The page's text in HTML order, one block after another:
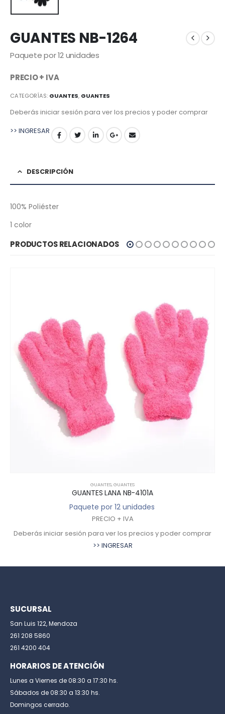
GUANTES NB-1264
Paquete por 12 unidades
PRECIO + IVA
CATEGORÍAS: GUANTES, GUANTES
Deberás iniciar sesión para ver los precios y poder comprar
>> INGRESAR
DESCRIPCIÓN
100% Poliéster
1 color
PRODUCTOS RELACIONADOS
GUANTES,GUANTES
GUANTES LANA NB-4101A
Paquete por 12 unidades
PRECIO + IVA
Deberás iniciar sesión para ver los precios y poder comprar
>> INGRESAR
SUCURSAL
San Luis 122, Mendoza
261 208 5860
261 4200 404
HORARIOS DE ATENCIÓN
Lunes a Viernes de 08:30 a 17:30 hs.
Sábados de 08:30 a 13:30 hs.
Domingos cerrado.